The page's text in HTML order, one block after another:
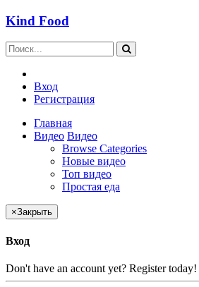
Kind Food
Вход
Регистрация
Главная
Видео Видео
Browse Categories
Новые видео
Топ видео
Простая еда
×Закрыть
Вход
Don't have an account yet? Register today!